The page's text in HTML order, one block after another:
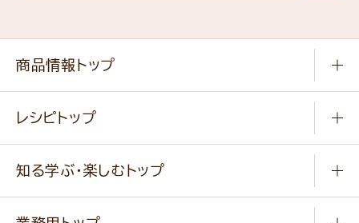
商品情報トップ
健康食品・他
新商品・リニューアル商品
レシピトップ
作り方動画
知る学ぶ・楽しむトップ